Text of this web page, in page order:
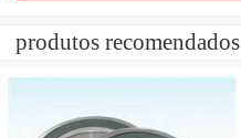
produtos recomendados